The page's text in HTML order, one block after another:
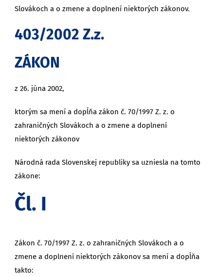
Slovákoch a o zmene a doplnení niektorých zákonov.
403/2002 Z.z.
ZÁKON
z 26. júna 2002,
ktorým sa mení a dopĺňa zákon č. 70/1997 Z. z. o
zahraničných Slovákoch a o zmene a doplnení
niektorých zákonov
Národná rada Slovenskej republiky sa uzniesla na tomto
zákone:
Čl. I
Zákon č. 70/1997 Z. z. o zahraničných Slovákoch a o
zmene a doplnení niektorých zákonov sa mení a dopĺňa
takto: